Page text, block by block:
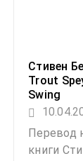
Стивен
Trout
Swing
Перевод
книги